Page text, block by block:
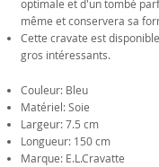
optimale et d'un tombé
même et conservera sa
Cette cravate est
gros intéressants.
Couleur: Bleu
Matériel: Soie
Largeur: 7.5 cm
Longueur: 150 cm
Marque: E.L.Cravatte